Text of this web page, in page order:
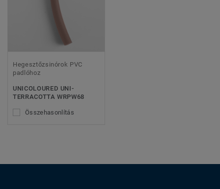
Hegesztőzsinórok PVC
padlóhoz
UNICOLOURED UNI-
TERRACOTTA WRPW68
Összehasonlítás